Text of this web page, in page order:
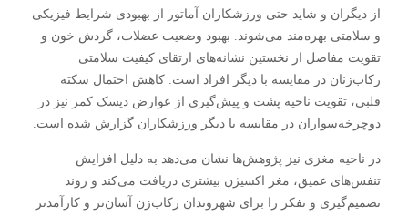
از دیگران و شاید حتی ورزشکاران آماتور از بهبودی شرایط فیزیکی
و سلامتی بهره‌مند می‌شوند. بهبود وضعیت عضلات، گردش خون و
تقویت مفاصل از نخستین نشانه‌های ارتقای کیفیت سلامتی
رکاب‌زنان در مقایسه با دیگر افراد است. کاهش احتمال سکته
قلبی، تقویت ناحیه پشت و پیش‌گیری از عوارض دیسک کمر نیز در
دوچرخه‌سواران در مقایسه با دیگر ورزشکاران گزارش شده است.
در ناحیه مغزی نیز پژوهش‌ها نشان می‌دهد به دلیل افزایش
تنفس‌های عمیق، مغز اکسیژن بیشتری دریافت می‌کند و روند
تصمیم‌گیری و تفکر را برای شهروندان رکاب‌زن آسان‌تر و کارآمدتر